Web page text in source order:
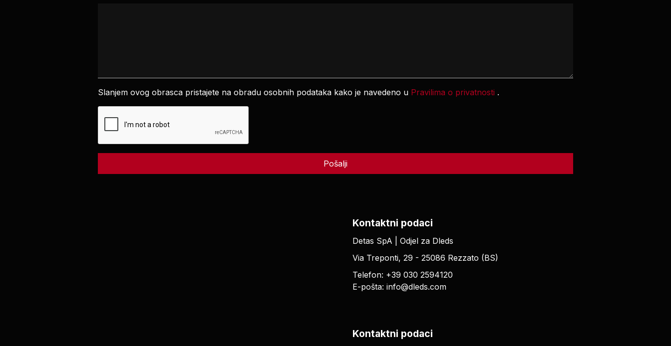
Slanjem ovog obrasca pristajete na obradu osobnih podataka kako je navedeno u Pravilima o privatnosti .
Kontaktni podaci
Detas SpA | Odjel za Dleds
Via Treponti, 29 - 25086 Rezzato (BS)
Telefon: +39 030 2594120
E-pošta: info@dleds.com
Kontaktni podaci